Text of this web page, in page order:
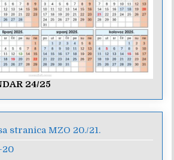
24/25
stranica MZO 20./21.
20